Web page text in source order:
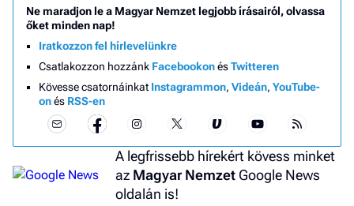
Ne maradjon le a Magyar Nemzet legjobb írásairól, olvassa
őket minden nap!
Iratkozzon fel hírlevelünkre
Csatlakozzon hozzánk FacebookonésTwitteren
Kövesse csatornáinkat Instagrammon, Videán, YouTube-
onés RSS-en
A legfrissebb hírekért kövess minket
az Magyar Nemzet Google News
oldalán is!